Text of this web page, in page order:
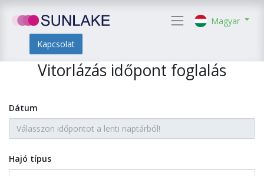
Magyar
Kapcsolat
Vitorlázás időpont foglalás
Dátum
Hajó típus